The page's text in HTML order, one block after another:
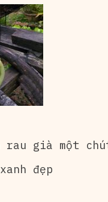
già một
đẹp